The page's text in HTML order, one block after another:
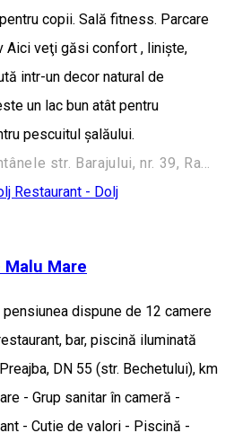
copii. Sală fitness. Parcare
Aici veţi găsi confort , linişte,
intr-un decor natural de
un lac bun atât pentru
pescuitul şalăului.
Restaurant - Dolj
Mare
dispune de 12 camere
bar, piscină iluminată
DN 55 (str. Bechetului), km
- Grup sanitar în cameră -
- Cutie de valori - Piscină -